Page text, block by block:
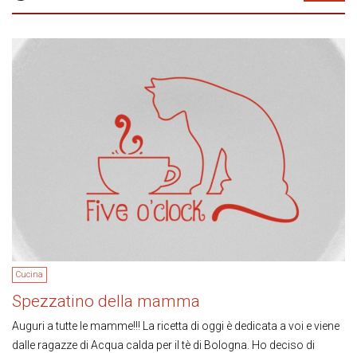
Cucina
Spezzatino della mamma
Auguri a tutte le mamme!!! La ricetta di oggi è dedicata a voi e viene
dalle ragazze di Acqua calda per il tè di Bologna. Ho deciso di